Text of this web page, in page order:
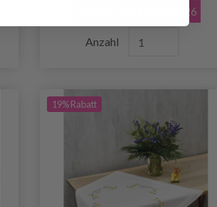
Angebot bis 12/08/2026
Anzahl
19% Rabatt